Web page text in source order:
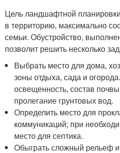
Цель ландшафтной
в территорию, максимально
семьи. Обустройство,
позволит решить несколько
Выбрать место для дома,
зоны отдыха, сада и
освещенность, состав
пролегание грунтовых вод.
Определить место для
коммуникаций; при
место для септика.
Обыграть сложный рельеф